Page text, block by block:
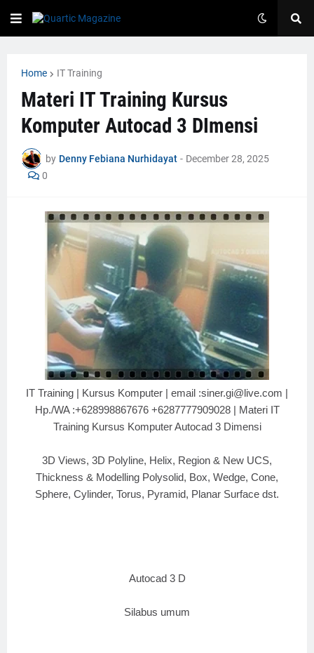
Home IT Training
Materi IT Training Kursus
Komputer Autocad 3 DImensi
by Denny Febiana Nurhidayat - December 28, 2025
0
IT Training | Kursus Komputer | email :siner.gi@live.com |
Hp./WA :+628998867676 +6287777909028 | Materi IT
Training Kursus Komputer Autocad 3 Dimensi
3D Views, 3D Polyline, Helix, Region & New UCS,
Thickness & Modelling Polysolid, Box, Wedge, Cone,
Sphere, Cylinder, Torus, Pyramid, Planar Surface dst.
Autocad 3 D
Silabus umum